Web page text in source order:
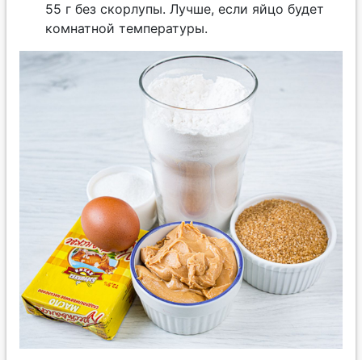
55 г без скорлупы. Лучше, если яйцо будет
комнатной температуры.